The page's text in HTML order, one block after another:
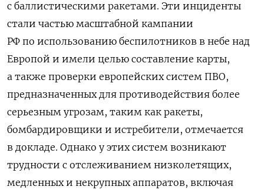
с баллистическими ракетами. Эти инциденты
стали частью масштабной кампании
РФ по использованию беспилотников в небе над
Европой и имели целью составление карты,
а также проверки европейских систем ПВО,
предназначенных для противодействия более
серьезным угрозам, таким как ракеты,
бомбардировщики и истребители, отмечается
в докладе. Однако у этих систем возникают
трудности с отслеживанием низколетящих,
медленных и некрупных аппаратов, включая